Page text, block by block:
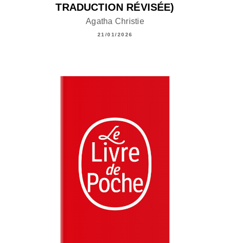
TRADUCTION RÉVISÉE)
Agatha Christie
21/01/2026